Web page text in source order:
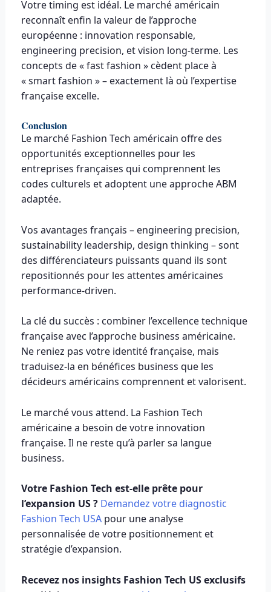
Votre timing est idéal. Le marché américain
reconnaît enfin la valeur de l’approche
européenne : innovation responsable,
engineering precision, et vision long-terme. Les
concepts de « fast fashion » cèdent place à
« smart fashion » – exactement là où l’expertise
française excelle.
Conclusion
Le marché Fashion Tech américain offre des
opportunités exceptionnelles pour les
entreprises françaises qui comprennent les
codes culturels et adoptent une approche ABM
adaptée.
Vos avantages français – engineering precision,
sustainability leadership, design thinking – sont
des différenciateurs puissants quand ils sont
repositionnés pour les attentes américaines
performance-driven.
La clé du succès : combiner l’excellence technique
française avec l’approche business américaine.
Ne reniez pas votre identité française, mais
traduisez-la en bénéfices business que les
décideurs américains comprennent et valorisent.
Le marché vous attend. La Fashion Tech
américaine a besoin de votre innovation
française. Il ne reste qu’à parler sa langue
business.
Votre Fashion Tech est-elle prête pour
l’expansion US ?Demandez votre diagnostic
Fashion Tech USApour une analyse
personnalisée de votre positionnement et
stratégie d’expansion.
Recevez nos insights Fashion Tech US exclusifs